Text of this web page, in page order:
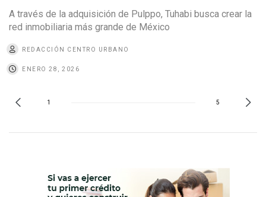
A través de la adquisición de Pulppo, Tuhabi busca crear la
red inmobiliaria más grande de México
REDACCIÓN CENTRO URBANO
ENERO 28, 2026
1 5